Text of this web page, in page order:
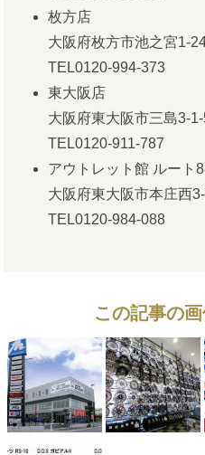
枚方店
大阪府枚方市池之宮1-
TEL0120-994-373
東大阪店
大阪府東大阪市三島3-
TEL0120-911-787
アウトレット館 ルート
大阪府東大阪市本庄西
TEL0120-984-088
この記事の